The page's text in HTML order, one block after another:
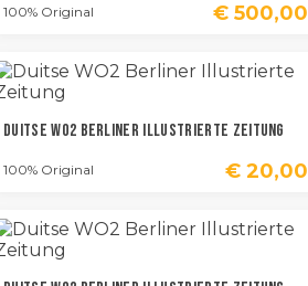
100% Original € 500,00
Duitse WO2 Berliner Illustrierte Zeitung
100% Original € 20,00